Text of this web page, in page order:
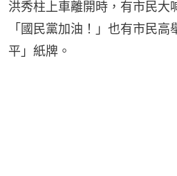
洪秀柱上車離開時，有市民大
「國民黨加油！」也有市民
平」紙牌。